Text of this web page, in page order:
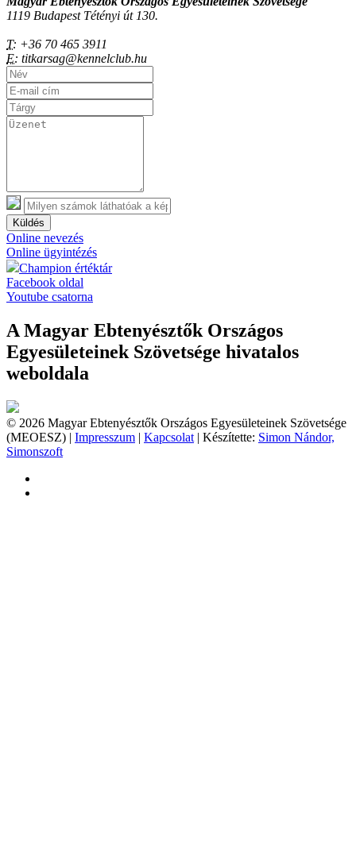
1119 Budapest Tétényi út 130.
T: +36 70 465 3911
E: titkarsag@kennelclub.hu
Küldés
Online nevezés
Online ügyintézés
Champion értéktár
Facebook oldal
Youtube csatorna
A Magyar Ebtenyésztők Országos
Egyesületeinek Szövetsége hivatalos
weboldala
© 2026 Magyar Ebtenyésztők Országos Egyesületeinek Szövetsége
(MEOESZ) | Impresszum | Kapcsolat | Készítette: Simon Nándor,
Simonszoft